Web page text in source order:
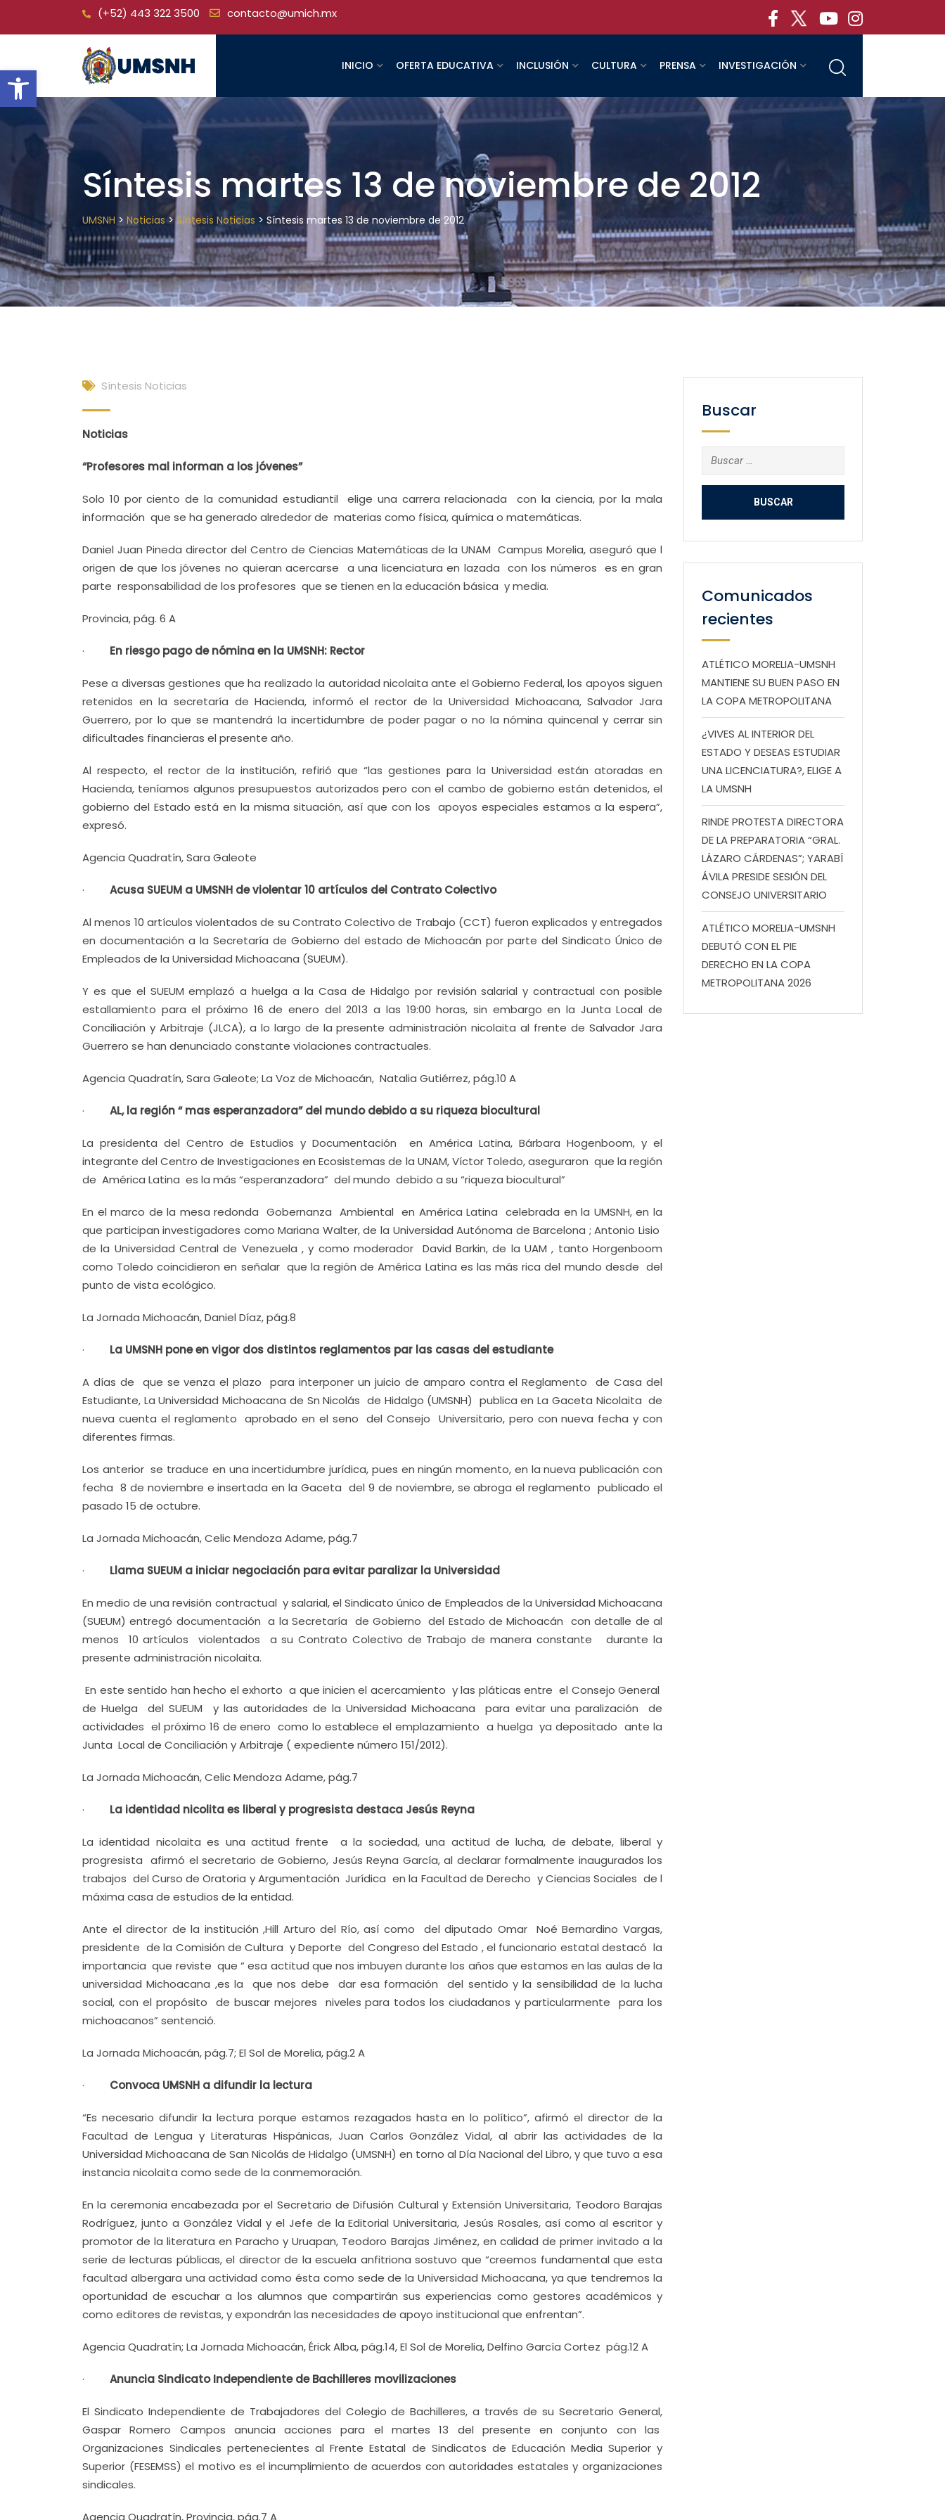
Open toolbar
(+52) 443 322 3500 contacto@umich.mx
INICIO OFERTA EDUCATIVA INCLUSIÓN CULTURA PRENSA INVESTIGACIÓN
Síntesis martes 13 de noviembre de 2012
UMSNH > Noticias>Síntesis Noticias > Síntesis martes 13 de noviembre de 2012
Síntesis Noticias
Noticias
“Profesores mal informan a los jóvenes”
Solo 10 por ciento de la comunidad estudiantil elige una carrera relacionada con la ciencia, por la mala
información que se ha generado alrededor de materias como física, química o matemáticas.
Daniel Juan Pineda director del Centro de Ciencias Matemáticas de la UNAM Campus Morelia, aseguró que l
origen de que los jóvenes no quieran acercarse a una licenciatura en lazada con los números es en gran
parte responsabilidad de los profesores que se tienen en la educación básica y media.
Provincia, pág. 6 A
· En riesgo pago de nómina en la UMSNH: Rector
Pese a diversas gestiones que ha realizado la autoridad nicolaita ante el Gobierno Federal, los apoyos siguen
retenidos en la secretaría de Hacienda, informó el rector de la Universidad Michoacana, Salvador Jara
Guerrero, por lo que se mantendrá la incertidumbre de poder pagar o no la nómina quincenal y cerrar sin
dificultades financieras el presente año.
Al respecto, el rector de la institución, refirió que “las gestiones para la Universidad están atoradas en
Hacienda, teníamos algunos presupuestos autorizados pero con el cambo de gobierno están detenidos, el
gobierno del Estado está en la misma situación, así que con los apoyos especiales estamos a la espera”,
expresó.
Agencia Quadratín, Sara Galeote
· Acusa SUEUM a UMSNH de violentar 10 artículos del Contrato Colectivo
Al menos 10 artículos violentados de su Contrato Colectivo de Trabajo (CCT) fueron explicados y entregados
en documentación a la Secretaría de Gobierno del estado de Michoacán por parte del Sindicato Único de
Empleados de la Universidad Michoacana (SUEUM).
Y es que el SUEUM emplazó a huelga a la Casa de Hidalgo por revisión salarial y contractual con posible
estallamiento para el próximo 16 de enero del 2013 a las 19:00 horas, sin embargo en la Junta Local de
Conciliación y Arbitraje (JLCA), a lo largo de la presente administración nicolaita al frente de Salvador Jara
Guerrero se han denunciado constante violaciones contractuales.
Agencia Quadratín, Sara Galeote; La Voz de Michoacán, Natalia Gutiérrez, pág.10 A
· AL, la región “ mas esperanzadora” del mundo debido a su riqueza biocultural
La presidenta del Centro de Estudios y Documentación en América Latina, Bárbara Hogenboom, y el
integrante del Centro de Investigaciones en Ecosistemas de la UNAM, Víctor Toledo, aseguraron que la región
de América Latina es la más “esperanzadora” del mundo debido a su “riqueza biocultural”
En el marco de la mesa redonda Gobernanza Ambiental en América Latina celebrada en la UMSNH, en la
que participan investigadores como Mariana Walter, de la Universidad Autónoma de Barcelona ; Antonio Lisio
de la Universidad Central de Venezuela , y como moderador David Barkin, de la UAM , tanto Horgenboom
como Toledo coincidieron en señalar que la región de América Latina es las más rica del mundo desde del
punto de vista ecológico.
La Jornada Michoacán, Daniel Díaz, pág.8
· La UMSNH pone en vigor dos distintos reglamentos par las casas del estudiante
A días de que se venza el plazo para interponer un juicio de amparo contra el Reglamento de Casa del
Estudiante, La Universidad Michoacana de Sn Nicolás de Hidalgo (UMSNH) publica en La Gaceta Nicolaita de
nueva cuenta el reglamento aprobado en el seno del Consejo Universitario, pero con nueva fecha y con
diferentes firmas.
Los anterior se traduce en una incertidumbre jurídica, pues en ningún momento, en la nueva publicación con
fecha 8 de noviembre e insertada en la Gaceta del 9 de noviembre, se abroga el reglamento publicado el
pasado 15 de octubre.
La Jornada Michoacán, Celic Mendoza Adame, pág.7
· Llama SUEUM a iniciar negociación para evitar paralizar la Universidad
En medio de una revisión contractual y salarial, el Sindicato único de Empleados de la Universidad Michoacana
(SUEUM) entregó documentación a la Secretaría de Gobierno del Estado de Michoacán con detalle de al
menos 10 artículos violentados a su Contrato Colectivo de Trabajo de manera constante durante la
presente administración nicolaita.
En este sentido han hecho el exhorto a que inicien el acercamiento y las pláticas entre el Consejo General
de Huelga del SUEUM y las autoridades de la Universidad Michoacana para evitar una paralización de
actividades el próximo 16 de enero como lo establece el emplazamiento a huelga ya depositado ante la
Junta Local de Conciliación y Arbitraje ( expediente número 151/2012).
La Jornada Michoacán, Celic Mendoza Adame, pág.7
· La identidad nicolita es liberal y progresista destaca Jesús Reyna
La identidad nicolaita es una actitud frente a la sociedad, una actitud de lucha, de debate, liberal y
progresista afirmó el secretario de Gobierno, Jesús Reyna García, al declarar formalmente inaugurados los
trabajos del Curso de Oratoria y Argumentación Jurídica en la Facultad de Derecho y Ciencias Sociales de l
máxima casa de estudios de la entidad.
Ante el director de la institución ,Hill Arturo del Río, así como del diputado Omar Noé Bernardino Vargas,
presidente de la Comisión de Cultura y Deporte del Congreso del Estado , el funcionario estatal destacó la
importancia que reviste que “ esa actitud que nos imbuyen durante los años que estamos en las aulas de la
universidad Michoacana ,es la que nos debe dar esa formación del sentido y la sensibilidad de la lucha
social, con el propósito de buscar mejores niveles para todos los ciudadanos y particularmente para los
michoacanos” sentenció.
La Jornada Michoacán, pág.7; El Sol de Morelia, pág.2 A
· Convoca UMSNH a difundir la lectura
“Es necesario difundir la lectura porque estamos rezagados hasta en lo político”, afirmó el director de la
Facultad de Lengua y Literaturas Hispánicas, Juan Carlos González Vidal, al abrir las actividades de la
Universidad Michoacana de San Nicolás de Hidalgo (UMSNH) en torno al Día Nacional del Libro, y que tuvo a esa
instancia nicolaita como sede de la conmemoración.
En la ceremonia encabezada por el Secretario de Difusión Cultural y Extensión Universitaria, Teodoro Barajas
Rodríguez, junto a González Vidal y el Jefe de la Editorial Universitaria, Jesús Rosales, así como al escritor y
promotor de la literatura en Paracho y Uruapan, Teodoro Barajas Jiménez, en calidad de primer invitado a la
serie de lecturas públicas, el director de la escuela anfitriona sostuvo que “creemos fundamental que esta
facultad albergara una actividad como ésta como sede de la Universidad Michoacana, ya que tendremos la
oportunidad de escuchar a los alumnos que compartirán sus experiencias como gestores académicos y
como editores de revistas, y expondrán las necesidades de apoyo institucional que enfrentan”.
Agencia Quadratín; La Jornada Michoacán, Érick Alba, pág.14, El Sol de Morelia, Delfino García Cortez pág.12 A
· Anuncia Sindicato Independiente de Bachilleres movilizaciones
El Sindicato Independiente de Trabajadores del Colegio de Bachilleres, a través de su Secretario General,
Gaspar Romero Campos anuncia acciones para el martes 13 del presente en conjunto con las
Organizaciones Sindicales pertenecientes al Frente Estatal de Sindicatos de Educación Media Superior y
Superior (FESEMSS) el motivo es el incumplimiento de acuerdos con autoridades estatales y organizaciones
sindicales.
Agencia Quadratín, Provincia, pág.7 A
Buscar
Buscar:
Comunicados
recientes
ATLÉTICO MORELIA-UMSNH
MANTIENE SU BUEN PASO EN
LA COPA METROPOLITANA
¿VIVES AL INTERIOR DEL
ESTADO Y DESEAS ESTUDIAR
UNA LICENCIATURA?, ELIGE A
LA UMSNH
RINDE PROTESTA DIRECTORA
DE LA PREPARATORIA “GRAL.
LÁZARO CÁRDENAS”; YARABÍ
ÁVILA PRESIDE SESIÓN DEL
CONSEJO UNIVERSITARIO
ATLÉTICO MORELIA-UMSNH
DEBUTÓ CON EL PIE
DERECHO EN LA COPA
METROPOLITANA 2026